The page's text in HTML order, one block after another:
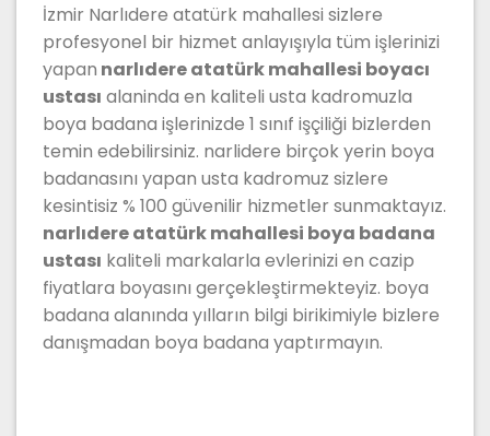
İzmir Narlıdere atatürk mahallesi sizlere
profesyonel bir hizmet anlayışıyla tüm işlerinizi
yapan narlıdere atatürk mahallesi boyacı
ustası alaninda en kaliteli usta kadromuzla
boya badana işlerinizde 1 sınıf işçiliği bizlerden
temin edebilirsiniz. narlidere birçok yerin boya
badanasını yapan usta kadromuz sizlere
kesintisiz % 100 güvenilir hizmetler sunmaktayız.
narlıdere atatürk mahallesi boya badana
ustası kaliteli markalarla evlerinizi en cazip
fiyatlara boyasını gerçekleştirmekteyiz. boya
badana alanında yılların bilgi birikimiyle bizlere
danışmadan boya badana yaptırmayın.